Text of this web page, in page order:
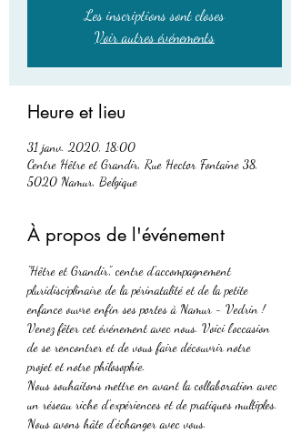
Les inscriptions sont closes
Voir autres événements
Heure et lieu
31 janv. 2020, 18:00
Centre Hêtre et Grandir, Rue Hector Fontaine 38,
5020 Namur, Belgique
À propos de l'événement
"Hêtre et Grandir", centre d'accompagnement
pluridisciplinaire de la périnatalité et de la petite
enfance ouvre enfin ses portes à Namur - Vedrin !
Venez fêter cet événement avec nous. Voici l'occasion
de se rencontrer et de vous faire découvrir notre
projet et notre philosophie.
Nous souhaitons mettre en avant la collaboration avec
un réseau riche d'expériences et de pratiques multiples.
Nous avons hâte d'échanger avec vous.